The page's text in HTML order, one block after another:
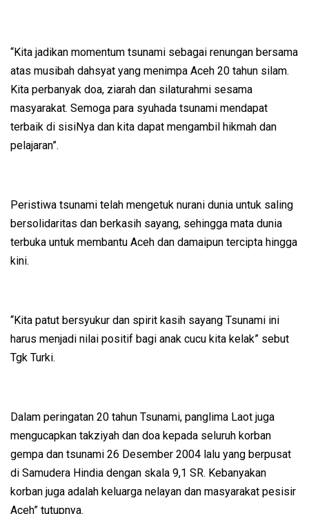
“Kita jadikan momentum tsunami sebagai renungan bersama
atas musibah dahsyat yang menimpa Aceh 20 tahun silam.
Kita perbanyak doa, ziarah dan silaturahmi sesama
masyarakat. Semoga para syuhada tsunami mendapat
terbaik di sisiNya dan kita dapat mengambil hikmah dan
pelajaran”.
Peristiwa tsunami telah mengetuk nurani dunia untuk saling
bersolidaritas dan berkasih sayang, sehingga mata dunia
terbuka untuk membantu Aceh dan damaipun tercipta hingga
kini.
“Kita patut bersyukur dan spirit kasih sayang Tsunami ini
harus menjadi nilai positif bagi anak cucu kita kelak” sebut
Tgk Turki.
Dalam peringatan 20 tahun Tsunami, panglima Laot juga
mengucapkan takziyah dan doa kepada seluruh korban
gempa dan tsunami 26 Desember 2004 lalu yang berpusat
di Samudera Hindia dengan skala 9,1 SR. Kebanyakan
korban juga adalah keluarga nelayan dan masyarakat pesisir
Aceh” tutupnya.